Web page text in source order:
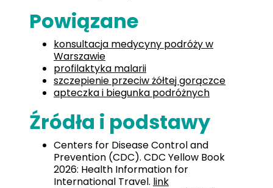
Powiązane
konsultacja medycyny podróży w
Warszawie
profilaktyka malarii
szczepienie przeciw żółtej gorączce
apteczka i biegunka podróżnych
Źródła i podstawy
Centers for Disease Control and
Prevention (CDC). CDC Yellow Book
2026: Health Information for
International Travel. link